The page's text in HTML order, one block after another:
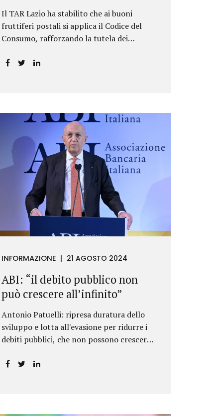
Il TAR Lazio ha stabilito che ai buoni
fruttiferi postali si applica il Codice del
Consumo, rafforzando la tutela dei
possibilità di ottenere risarcimenti per chi
INFORMAZIONE 21 AGOSTO 2024
ABI: “il debito pubblico non
può crescere all’infinito”
Antonio Patuelli: ripresa duratura dello
sviluppo e lotta all'evasione per ridurre i
debiti pubblici, che non possono crescere